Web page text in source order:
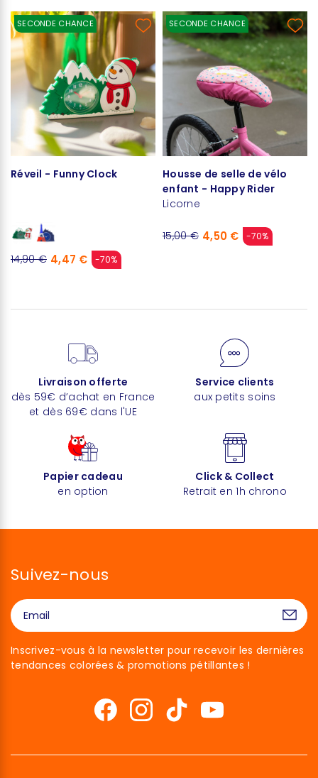
SECONDE CHANCE
Réveil - Funny Clock
14,90 € 4,47 € -70%
SECONDE CHANCE
Housse de selle de vélo
enfant - Happy Rider
Licorne
15,00 € 4,50 € -70%
Livraison offerte
dès 59€ d’achat en France
et dès 69€ dans l'UE
Service clients
aux petits soins
Papier cadeau
en option
Click & Collect
Retrait en 1h chrono
Suivez-nous
Inscrivez-vous à la newsletter pour recevoir les dernières
tendances colorées & promotions pétillantes !